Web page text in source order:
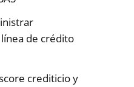
de crédito
crediticio y